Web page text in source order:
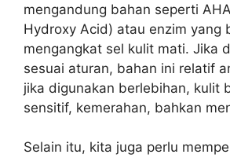
mengandung bahan seperti
Hydroxy Acid) atau enzim yang
mengangkat sel kulit mati. Jika
sesuai aturan, bahan ini relatif
jika digunakan berlebihan, kulit
sensitif, kemerahan, bahkan
Selain itu, kita juga perlu